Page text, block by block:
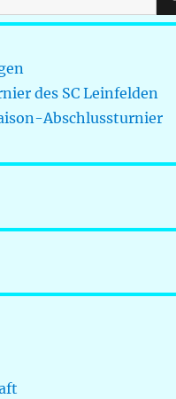
des SC Leinfelden
Abschlussturnier